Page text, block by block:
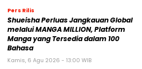
Pers Rilis
Shueisha Perluas Jangkauan Global
melalui MANGA MILLION, Platform
Manga yang Tersedia dalam 100
Bahasa
Kamis, 6 Agu 2026 - 13:00 WIB